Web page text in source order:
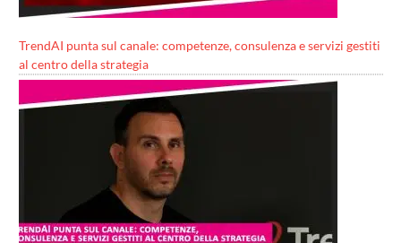
TrendAI punta sul canale: competenze, consulenza e servizi gestiti
al centro della strategia